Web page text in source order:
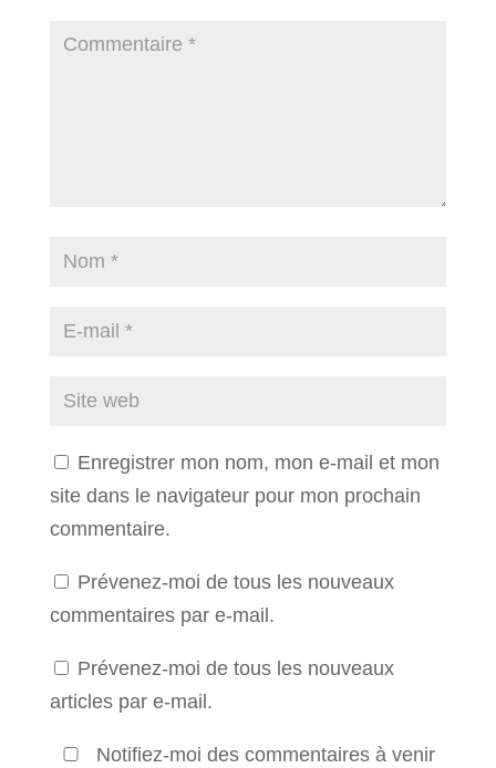
Enregistrer mon nom, mon e-mail et mon
site dans le navigateur pour mon prochain
commentaire.
Prévenez-moi de tous les nouveaux
commentaires par e-mail.
Prévenez-moi de tous les nouveaux
articles par e-mail.
Notifiez-moi des commentaires à venir